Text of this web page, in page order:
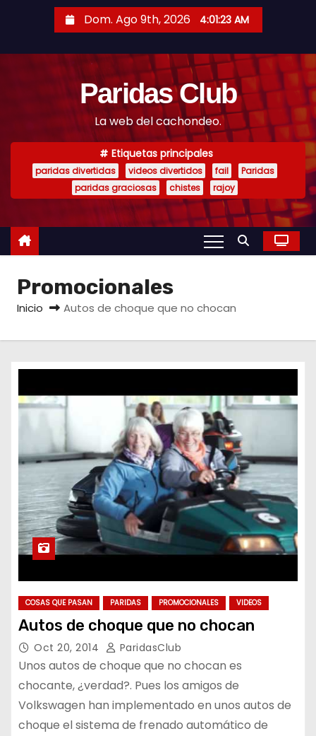
t
Dom. Ago 9th, 2026 4:01:24 AM
Paridas Club
La web del cachondeo.
Etiquetas principales
paridas divertidas videos divertidos fail
Paridas
paridas graciosas
chistes rajoy
Promocionales
Inicio Autos de choque que no chocan
COSAS QUE PASAN PARIDAS PROMOCIONALES VIDEOS
Autos de choque que no chocan
Oct 20, 2014 ParidasClub
Unos autos de choque que no chocan es
chocante, ¿verdad?. Pues los amigos de
Volkswagen han implementado en unos autos de
choque el sistema de frenado automático de